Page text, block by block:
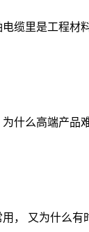
缆里是工程材
什么高端产品
， 又为什么有